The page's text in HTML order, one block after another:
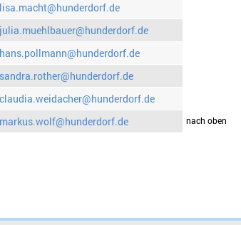
lisa.macht@hunderdorf.de
julia.muehlbauer@hunderdorf.de
hans.pollmann@hunderdorf.de
sandra.rother@hunderdorf.de
claudia.weidacher@hunderdorf.de
markus.wolf@hunderdorf.dedrucken nach oben